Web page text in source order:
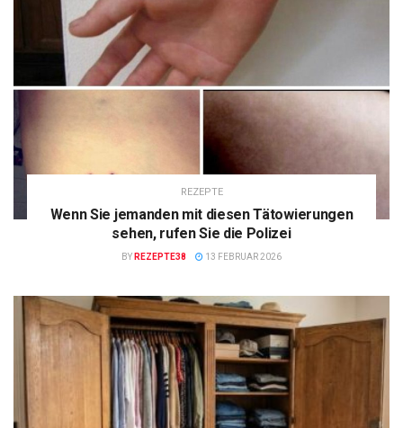
REZEPTE
Wenn Sie jemanden mit diesen Tätowierungen
sehen, rufen Sie die Polizei
BY REZEPTE38 13 FEBRUAR 2026